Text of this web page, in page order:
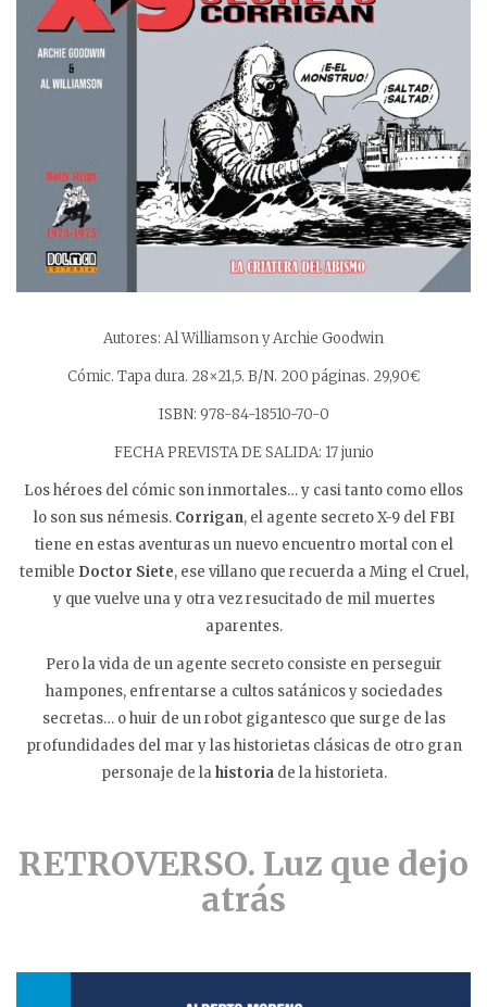
Autores: Al Williamson y Archie Goodwin
Cómic. Tapa dura. 28×21,5. B/N. 200 páginas. 29,90€
ISBN: 978-84-18510-70-0
FECHA PREVISTA DE SALIDA: 17 junio
Los héroes del cómic son inmortales… y casi tanto como ellos
lo son sus némesis. Corrigan, el agente secreto X-9 del FBI
tiene en estas aventuras un nuevo encuentro mortal con el
temible Doctor Siete, ese villano que recuerda a Ming el Cruel,
y que vuelve una y otra vez resucitado de mil muertes
aparentes.
Pero la vida de un agente secreto consiste en perseguir
hampones, enfrentarse a cultos satánicos y sociedades
secretas… o huir de un robot gigantesco que surge de las
profundidades del mar y las historietas clásicas de otro gran
personaje de lahistoriade la historieta.
RETROVERSO. Luz que dejo
atrás